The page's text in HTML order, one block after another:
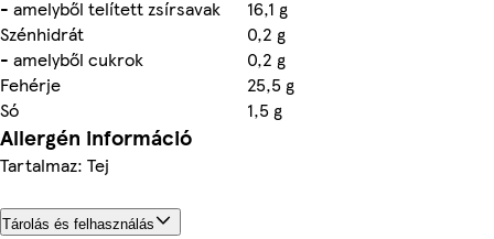
- amelyből telített zsírsavak
16,1 g
Szénhidrát
0,2 g
- amelyből cukrok
0,2 g
Fehérje
25,5 g
Só
1,5 g
Allergén információ
Tartalmaz: Tej
Tárolás és felhasználás